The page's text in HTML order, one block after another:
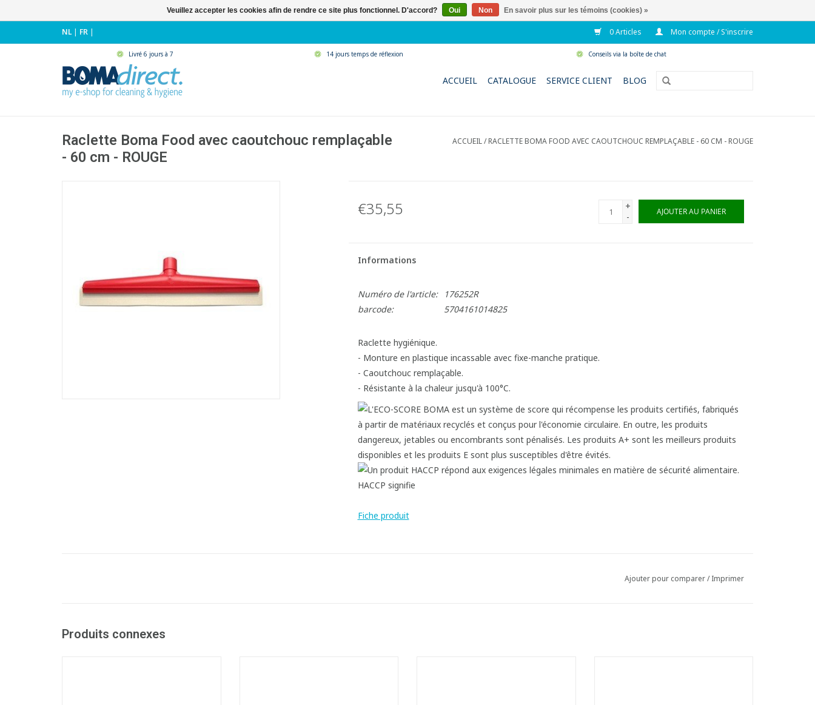
NL| FR | 0 Articles Mon compte / S'inscrire
Livré 6 jours à 7 14 jours temps de réflexion Conseils via la boîte de chat
ACCUEIL CATALOGUE SERVICE CLIENT BLOG
Raclette Boma Food avec caoutchouc remplaçable
- 60 cm - ROUGE
ACCUEIL/RACLETTE BOMA FOOD AVEC CAOUTCHOUC REMPLAÇABLE - 60 CM - ROUGE
€35,55
+
-
AJOUTER AU PANIER
Informations
Numéro de l'article:
176252R
barcode:
5704161014825
Raclette hygiénique.
- Monture en plastique incassable avec fixe-manche pratique.
- Caoutchouc remplaçable.
- Résistante à la chaleur jusqu'à 100°C.
Fiche produit
Ajouter pour comparer/Imprimer
Produits connexes
Veuillez accepter les cookies afin de rendre ce site plus fonctionnel. D'accord? Oui Non En savoir plus sur les témoins (cookies) »